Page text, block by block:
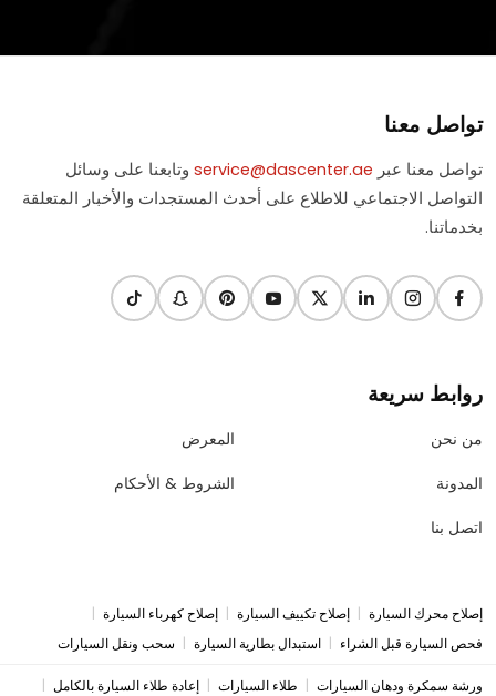
تواصل معنا
تواصل معنا عبر service@dascenter.ae وتابعنا على وسائل
التواصل الاجتماعي للاطلاع على أحدث المستجدات والأخبار المتعلقة
بخدماتنا.
روابط سريعة
من نحن
المدونة
اتصل بنا
المعرض
الشروط & الأحكام
إصلاح محرك السيارة | إصلاح تكييف السيارة | إصلاح كهرباء السيارة |
فحص السيارة قبل الشراء | استبدال بطارية السيارة | سحب ونقل السيارات
ورشة سمكرة ودهان السيارات | طلاء السيارات | إعادة طلاء السيارة بالكامل |